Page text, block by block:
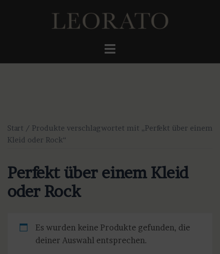
Menü
Start / Produkte verschlagwortet mit „Perfekt über einem
Kleid oder Rock“
Perfekt über einem Kleid
oder Rock
Es wurden keine Produkte gefunden, die
deiner Auswahl entsprechen.